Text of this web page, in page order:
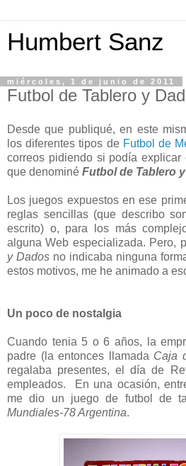
Humbert Sanz
miércoles, 1 de junio de 2011
Futbol de Tablero y
Desde que publiqué, en este
los diferentes tipos de Futbol de
correos pidiendo si podía explicar
que denominé Futbol de Tablero
Los juegos expuestos en ese
reglas sencillas (que describo
escrito) o, para los más
alguna Web especializada. Pero,
y Dados no indicaba ninguna
estos motivos, me he animado a
Un poco de nostalgia
Cuando tenia 5 o 6 años, la
padre (la entonces llamada Caja
regalaba presentes, el día de
empleados. En una ocasión,
me dio un juego de futbol de
Mundiales-78 Argentina.